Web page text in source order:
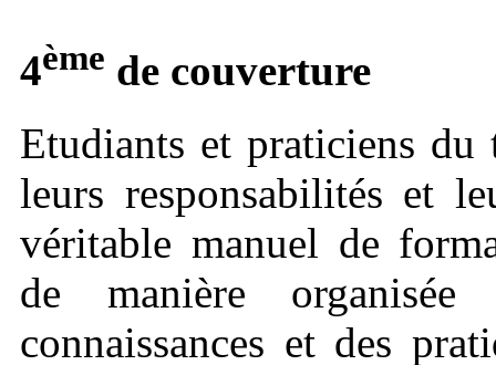
4ème de couverture
Etudiants et praticiens
leurs responsabilités et
véritable manuel de
de manière
connaissances et des